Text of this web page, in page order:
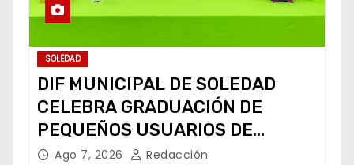
SOLEDAD
DIF MUNICIPAL DE SOLEDAD
CELEBRA GRADUACIÓN DE
PEQUEÑOS USUARIOS DE
ESTANCIAS “CAPULLITOS 1 Y 2”
Ago 7, 2026 Redacción